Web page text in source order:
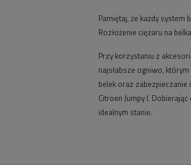
Pamiętaj, że każdy
Rozłożenie ciężaru na
Przy korzystaniu z
najsłabsze ogniwo,
belek oraz
Citroen Jumpy I.
idealnym stanie.